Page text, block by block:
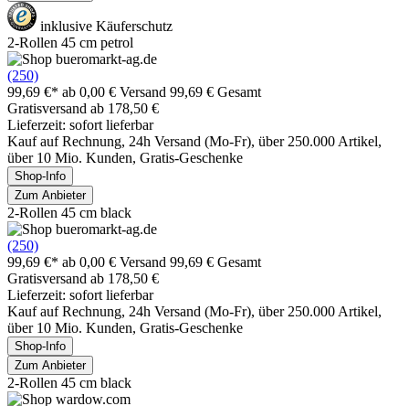
inklusive Käuferschutz
2-Rollen 45 cm petrol
(250)
99,69 €* ab 0,00 € Versand 99,69 € Gesamt
Gratisversand ab 178,50 €
Lieferzeit: sofort lieferbar
Kauf auf Rechnung, 24h Versand (Mo-Fr), über 250.000 Artikel,
über 10 Mio. Kunden, Gratis-Geschenke
Shop-Info
Zum Anbieter
2-Rollen 45 cm black
(250)
99,69 €* ab 0,00 € Versand 99,69 € Gesamt
Gratisversand ab 178,50 €
Lieferzeit: sofort lieferbar
Kauf auf Rechnung, 24h Versand (Mo-Fr), über 250.000 Artikel,
über 10 Mio. Kunden, Gratis-Geschenke
Shop-Info
Zum Anbieter
2-Rollen 45 cm black